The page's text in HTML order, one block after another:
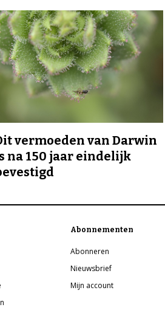
vermoeden van Darwin
na 150 jaar eindelijk
Abonnementen
Abonneren
Nieuwsbrief
Mijn account